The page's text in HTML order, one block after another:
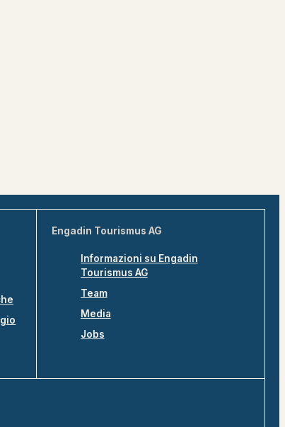
Engadin Tourismus AG
Informazioni su Engadin
Tourismus AG
Team
Media
Jobs